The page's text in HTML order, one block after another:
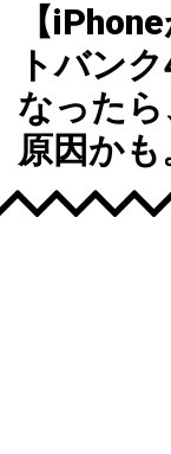
【
トバン
なった
原因かも